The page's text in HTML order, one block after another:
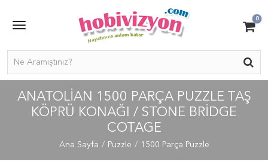
0
ANATOLIAN 1500 PARÇA PUZZLE TAŞ
KÖPRÜ KONAĞI / STONE BRIDGE
COTAGE
Ana Sayfa Puzzle 1500 Parça Puzzle